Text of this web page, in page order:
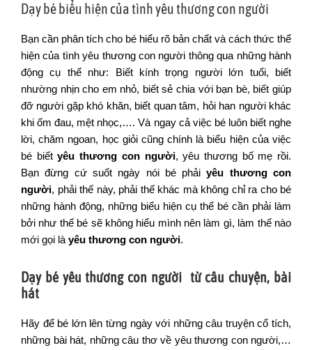
Dạy bé biểu hiện của tình yêu thương con người
Bạn cần phân tích cho bé hiểu rõ bản chất và cách thức thể
hiện của tình yêu thương con người thông qua những hành
động cụ thể như: Biết kính trọng người lớn tuổi, biết
nhường nhịn cho em nhỏ, biết sẻ chia với bạn bè, biết giúp
đỡ người gặp khó khăn, biết quan tâm, hỏi han người khác
khi ốm đau, mệt nhọc,…. Và ngay cả việc bé luôn biết nghe
lời, chăm ngoan, học giỏi cũng chính là biểu hiện của việc
bé biếtyêu thương con người, yêu thương bố mẹ rồi.
Bạn đừng cứ suốt ngày nói bé phảiyêu thương con
người, phải thế này, phải thế khác mà không chỉ ra cho bé
những hành động, những biểu hiện cụ thể bé cần phải làm
bởi như thế bé sẽ không hiểu mình nên làm gì, làm thế nào
mới gọi là yêu thương con người.
Dạy bé yêu thương con người từ câu chuyện, bài
hát
Hãy để bé lớn lên từng ngày với những câu truyện cổ tích,
những bài hát, những câu thơ về yêu thương con người,…